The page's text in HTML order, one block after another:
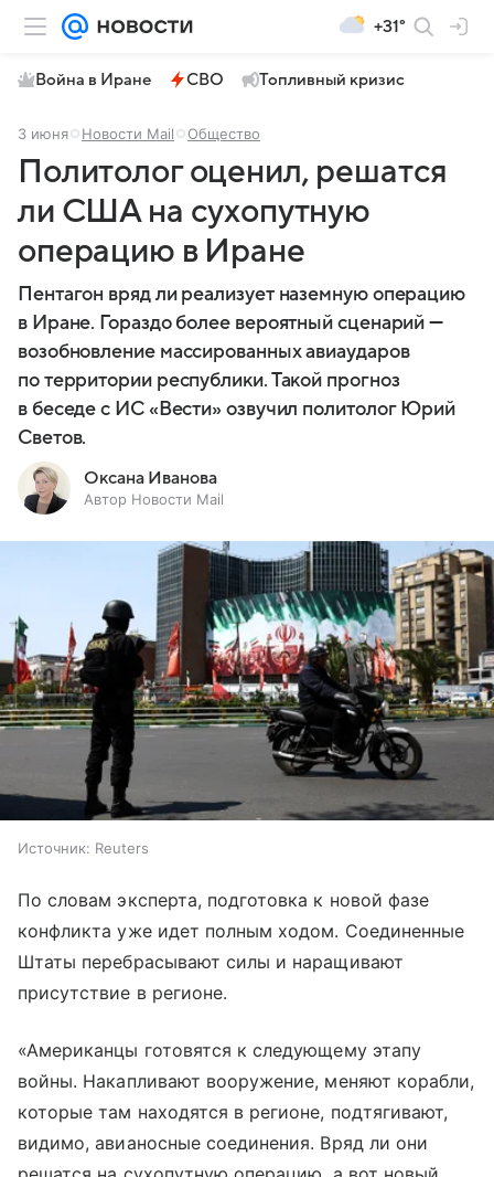
+31°
Война в Иране СВО Топливный кризис
3 июня Новости Mail Общество
Политолог оценил, решатся
ли США на сухопутную
операцию в Иране
Пентагон вряд ли реализует наземную операцию
в Иране. Гораздо более вероятный сценарий —
возобновление массированных авиаударов
по территории республики. Такой прогноз
в беседе с ИС «Вести» озвучил политолог Юрий
Светов.
Оксана Иванова
Автор Новости Mail
Источник: Reuters
По словам эксперта, подготовка к новой фазе
конфликта уже идет полным ходом. Соединенные
Штаты перебрасывают силы и наращивают
присутствие в регионе.
«Американцы готовятся к следующему этапу
войны. Накапливают вооружение, меняют корабли,
которые там находятся в регионе, подтягивают,
видимо, авианосные соединения. Вряд ли они